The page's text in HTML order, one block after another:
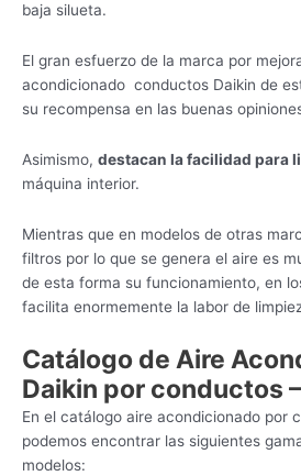
baja silueta.
El gran esfuerzo de la marca por
acondicionado conductos Daikin de
su recompensa en las buenas
Asimismo, destacan la facilidad para
máquina interior.
Mientras que en modelos de otras
filtros por lo que se genera el aire es
de esta forma su funcionamiento, en
facilita enormemente la labor de
Catálogo de Aire
Daikin por conductos –
En el catálogo aire acondicionado por
podemos encontrar las siguientes
modelos: